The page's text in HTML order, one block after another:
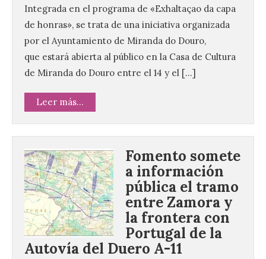
Integrada en el programa de «Exhaltaçao da capa
de honras», se trata de una iniciativa organizada
por el Ayuntamiento de Miranda do Douro,
que estará abierta al público en la Casa de Cultura
de Miranda do Douro entre el 14 y el […]
Leer más...
Fomento somete
a información
pública el tramo
entre Zamora y
la frontera con
Portugal de la
Autovía del Duero A-11